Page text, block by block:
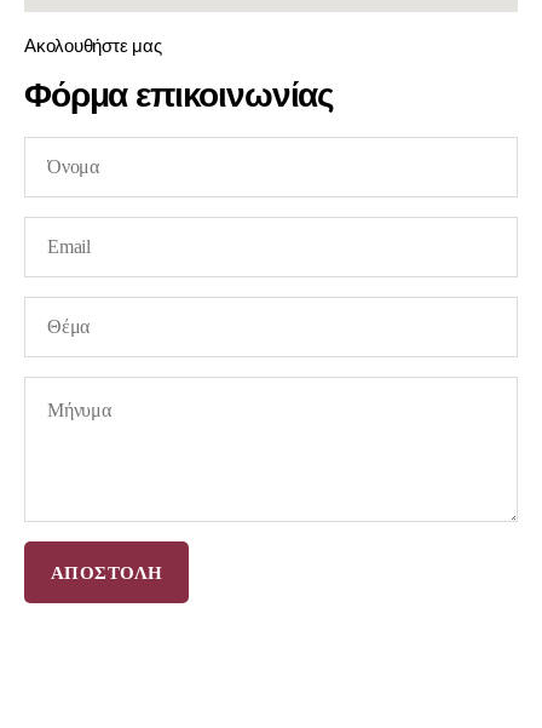
Ακολουθήστε μας
Φόρμα επικοινωνίας